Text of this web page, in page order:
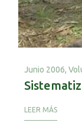
Junio 2006,
LEER MÁS